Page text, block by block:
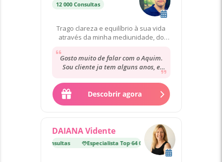
12 000 Consultas
Trago clareza e equilíbrio à sua vida
através da minha mediunidade, do
Gosto muito de falar com o Aquim.
Sou cliente ja tem alguns anos, e
posso dizer sem margem de dúvidas
que ele...
Descobrir agora
DAIANA Vidente
64 000 Consultas Especialista Top·64 000 Consultas